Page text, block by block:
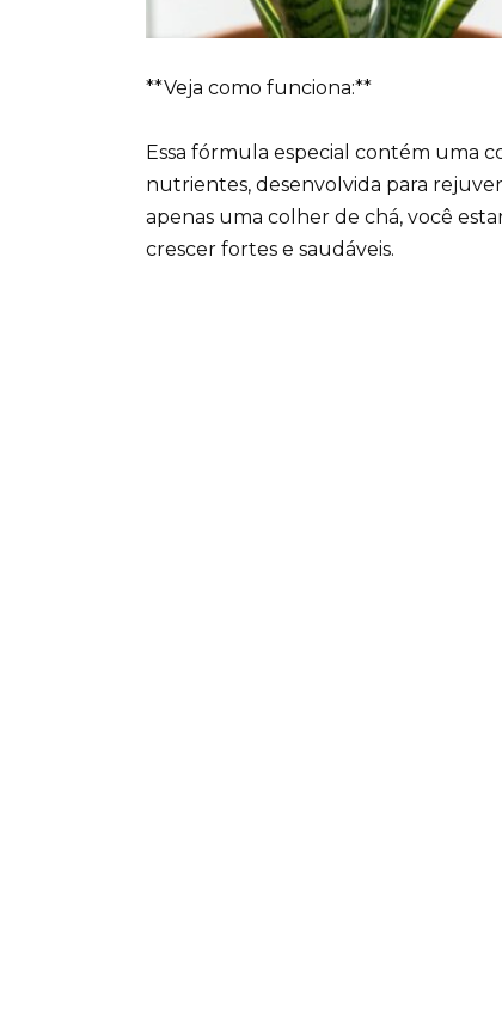
**Veja como funciona:**
Essa fórmula especial contém uma
nutrientes, desenvolvida para
apenas uma colher de chá, você
crescer fortes e saudáveis.